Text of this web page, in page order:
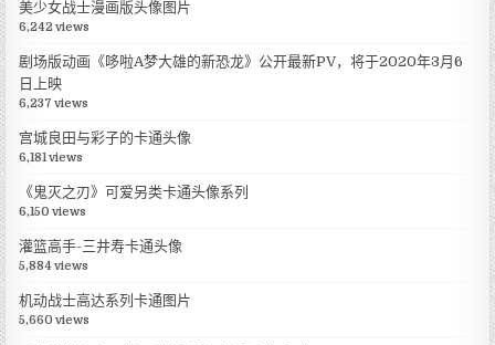
美少女战士漫画版头像图片
6,242 views
剧场版动画《哆啦A梦大雄的新恐龙》公开最新PV，将于2020年3月6
日上映
6,237 views
宫城良田与彩子的卡通头像
6,181 views
《鬼灭之刃》可爱另类卡通头像系列
6,150 views
灌篮高手-三井寿卡通头像
5,884 views
机动战士高达系列卡通图片
5,660 views